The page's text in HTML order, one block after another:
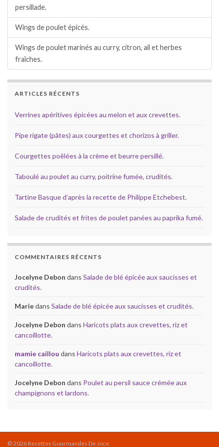
persillade.
Wings de poulet épicés.
Wings de poulet marinés au curry, citron, ail et herbes
fraîches.
ARTICLES RÉCENTS
Verrines apéritives épicées au melon et aux crevettes.
Pipe rigate (pâtes) aux courgettes et chorizos à griller.
Courgettes poêlées à la crème et beurre persillé.
Taboulé au poulet au curry, poitrine fumée, crudités.
Tartine Basque d’après la recette de Philippe Etchebest.
Salade de crudités et frites de poulet panées au paprika fumé.
COMMENTAIRES RÉCENTS
Jocelyne Debon dans Salade de blé épicée aux saucisses et
crudités.
Mariedans Salade de blé épicée aux saucisses et crudités.
Jocelyne Debon dans Haricots plats aux crevettes, riz et
cancoillotte.
mamie caillou dans Haricots plats aux crevettes, riz et
cancoillotte.
Jocelyne Debon dans Poulet au persil sauce crémée aux
champignons et lardons.
© 2026 Recettes Gourmandes De Joce.